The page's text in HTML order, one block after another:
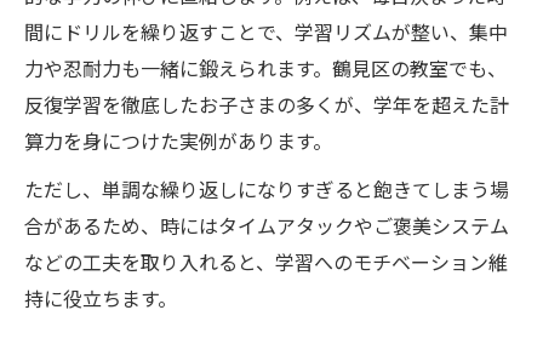
間にドリルを繰り返すことで、学習リズムが整い、集中
力や忍耐力も一緒に鍛えられます。鶴見区の教室でも、
反復学習を徹底したお子さまの多くが、学年を超えた計
算力を身につけた実例があります。
ただし、単調な繰り返しになりすぎると飽きてしまう場
合があるため、時にはタイムアタックやご褒美システム
などの工夫を取り入れると、学習へのモチベーション維
持に役立ちます。